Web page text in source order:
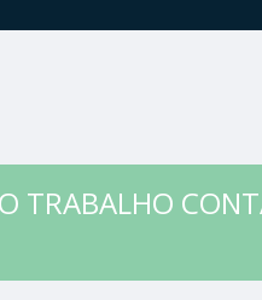
TRABALHO